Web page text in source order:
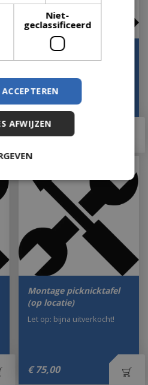
Montage Elektrische
€ 99,95
€
Let op: bijna uitverkocht!
Montage picknicktafel
(op locatie)
€ 75,00
Let op: bijna uitverkocht!
Niet-
geclassificeerd
AFWIJZEN